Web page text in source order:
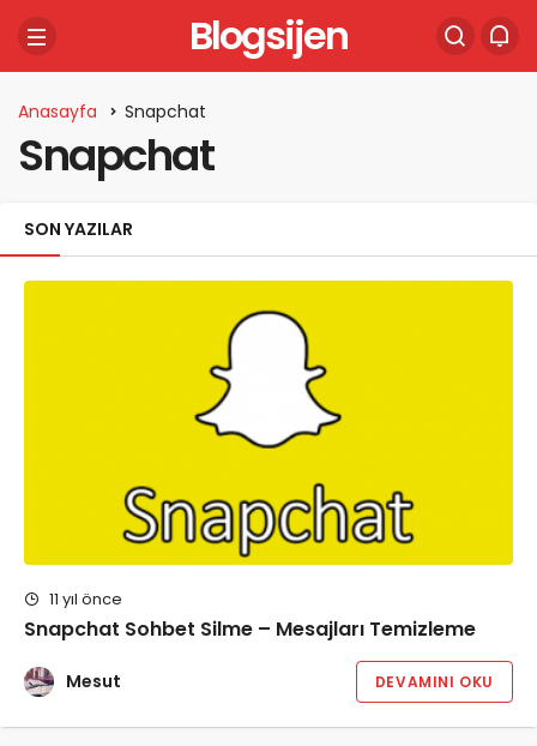
Blogsijen
Anasayfa Snapchat
Snapchat
SON YAZILAR
11 yıl önce
Snapchat Sohbet Silme – Mesajları Temizleme
Mesut DEVAMINI OKU